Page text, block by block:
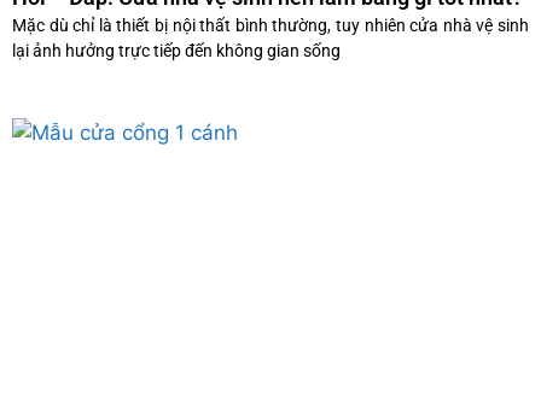
Mặc dù chỉ là thiết bị nội thất bình thường, tuy nhiên cửa nhà vệ sinh
lại ảnh hưởng trực tiếp đến không gian sống